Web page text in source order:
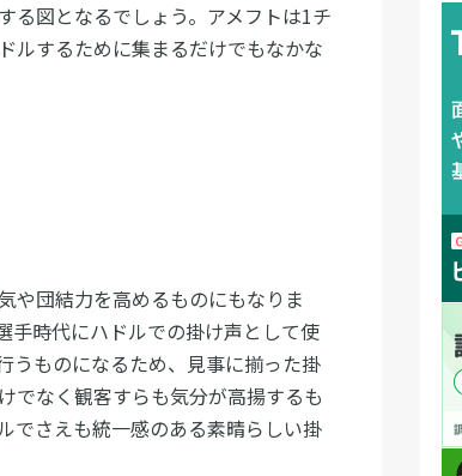
る図となるでしょう。アメフトは1チ
ルするために集まるだけでもなかな
や団結力を高めるものにもなりま
手時代にハドルでの掛け声として使
うものになるため、見事に揃った掛
でなく観客すらも気分が高揚するも
でさえも統一感のある素晴らしい掛